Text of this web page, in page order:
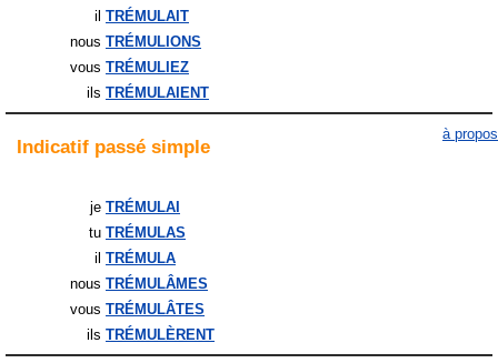
il TRÉMULAIT
nous TRÉMULIONS
vous TRÉMULIEZ
ils TRÉMULAIENT
Indicatif passé simple
à propos
je TRÉMULAI
tu TRÉMULAS
il TRÉMULA
nous TRÉMULÂMES
vous TRÉMULÂTES
ils TRÉMULÈRENT